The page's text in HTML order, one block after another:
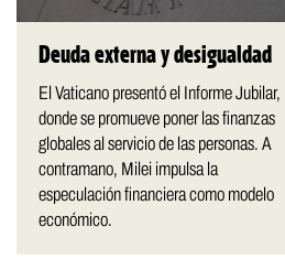
Deuda externa y desigualdad
El Vaticano presentó el Informe Jubilar,
donde se promueve poner las finanzas
globales al servicio de las personas. A
contramano, Milei impulsa la
especulación financiera como modelo
económico.